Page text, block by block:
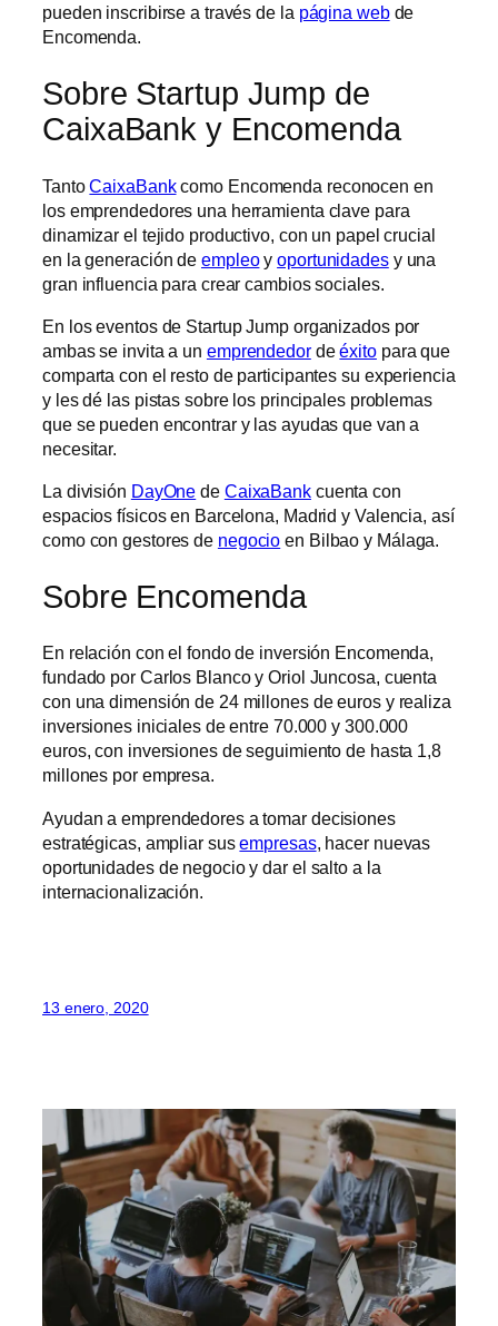
pueden inscribirse a través de la página webde
Encomenda.
Sobre Startup Jump de
CaixaBank y Encomenda
TantoCaixaBankcomo Encomenda reconocen en
los emprendedores una herramienta clave para
dinamizar el tejido productivo, con un papel crucial
en la generación de empleoyoportunidadesy una
gran influencia para crear cambios sociales.
En los eventos de Startup Jump organizados por
ambas se invita a un emprendedordeéxitopara que
comparta con el resto de participantes su experiencia
y les dé las pistas sobre los principales problemas
que se pueden encontrar y las ayudas que van a
necesitar.
La división DayOne de CaixaBankcuenta con
espacios físicos en Barcelona, Madrid y Valencia, así
como con gestores de negocio en Bilbao y Málaga.
Sobre Encomenda
En relación con el fondo de inversión Encomenda,
fundado por Carlos Blanco y Oriol Juncosa, cuenta
con una dimensión de 24 millones de euros y realiza
inversiones iniciales de entre 70.000 y 300.000
euros, con inversiones de seguimiento de hasta 1,8
millones por empresa.
Ayudan a emprendedores a tomar decisiones
estratégicas, ampliar susempresas, hacer nuevas
oportunidades de negocio y dar el salto a la
internacionalización.
13 enero, 2020